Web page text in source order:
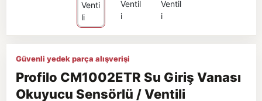
Güvenli yedek parça alışverişi
Profilo CM1002ETR Su Giriş Vanası
Okuyucu Sensörlü / Ventili